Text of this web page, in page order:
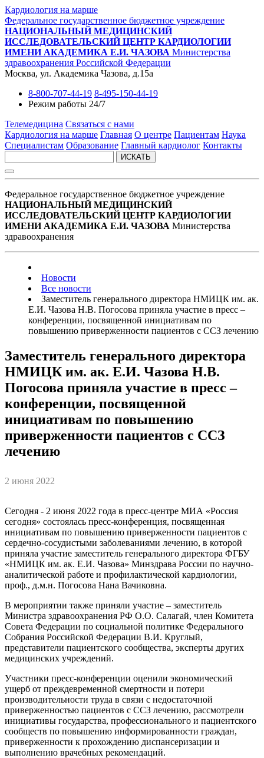
Кардиология на марше
Федеральное государственное бюджетное учреждение
НАЦИОНАЛЬНЫЙ МЕДИЦИНСКИЙ
ИССЛЕДОВАТЕЛЬСКИЙ ЦЕНТР КАРДИОЛОГИИ
ИМЕНИ АКАДЕМИКА Е.И. ЧАЗОВА Министерства
здравоохранения Российской Федерации
Москва, ул. Академика Чазова, д.15а
8-800-707-44-19 8-495-150-44-19
Режим работы 24/7
Телемедицина Связаться с нами
Кардиология на марше Главная О центре Пациентам Наука
Специалистам Образование Главный кардиолог Контакты
ИСКАТЬ
Федеральное государственное бюджетное учреждение
НАЦИОНАЛЬНЫЙ МЕДИЦИНСКИЙ
ИССЛЕДОВАТЕЛЬСКИЙ ЦЕНТР КАРДИОЛОГИИ
ИМЕНИ АКАДЕМИКА Е.И. ЧАЗОВА Министерства
здравоохранения
Новости
Все новости
Заместитель генерального директора НМИЦК им. ак.
Е.И. Чазова Н.В. Погосова приняла участие в пресс –
конференции, посвященной инициативам по
повышению приверженности пациентов с ССЗ лечению
Заместитель генерального директора
НМИЦК им. ак. Е.И. Чазова Н.В.
Погосова приняла участие в пресс –
конференции, посвященной
инициативам по повышению
приверженности пациентов с ССЗ
лечению
2 июня 2022
Сегодня - 2 июня 2022 года в пресс-центре МИА «Россия
сегодня» состоялась пресс-конференция, посвященная
инициативам по повышению приверженности пациентов с
сердечно-сосудистыми заболеваниями лечению, в которой
приняла участие заместитель генерального директора ФГБУ
«НМИЦК им. ак. Е.И. Чазова» Минздрава России по научно-
аналитической работе и профилактической кардиологии,
проф., д.м.н. Погосова Нана Вачиковна.
В мероприятии также приняли участие – заместитель
Министра здравоохранения РФ О.О. Салагай, член Комитета
Совета Федерации по социальной политике Федерального
Собрания Российской Федерации В.И. Круглый,
представители пациентского сообщества, эксперты других
медицинских учреждений.
Участники пресс-конференции оценили экономический
ущерб от преждевременной смертности и потери
производительности труда в связи с недостаточной
приверженностью пациентов с ССЗ лечению, рассмотрели
инициативы государства, профессионального и пациентского
сообществ по повышению информированности граждан,
приверженности к прохождению диспансеризации и
выполнению врачебных рекомендаций.